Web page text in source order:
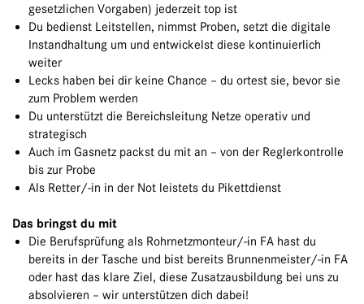
gesetzlichen Vorgaben) jederzeit top ist
Du bedienst Leitstellen, nimmst Proben, setzt die digitale
Instandhaltung um und entwickelst diese kontinuierlich
weiter
Lecks haben bei dir keine Chance – du ortest sie, bevor sie
zum Problem werden
Du unterstützt die Bereichsleitung Netze operativ und
strategisch
Auch im Gasnetz packst du mit an – von der Reglerkontrolle
bis zur Probe
Als Retter/-in in der Not leistets du Pikettdienst
Das bringst du mit
Die Berufsprüfung als Rohrnetzmonteur/-in FA hast du
bereits in der Tasche und bist bereits Brunnenmeister/-in FA
oder hast das klare Ziel, diese Zusatzausbildung bei uns zu
absolvieren – wir unterstützen dich dabei!